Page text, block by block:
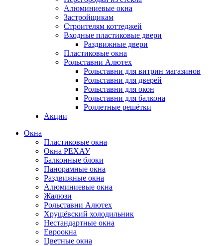
Алюминиевые окна
Застройщикам
Строителям коттеджей
Входные пластиковые двери
Раздвижные двери
Пластиковые окна
Рольставни Алютех
Рольставни для витрин магазинов
Рольставни для дверей
Рольставни для окон
Рольставни для балкона
Роллетные решётки
Акции
Окна
Пластиковые окна
Окна РЕХАУ
Балконные блоки
Панорамные окна
Раздвижные окна
Алюминиевые окна
Жалюзи
Рольставни Алютех
Хрущёвский холодильник
Нестандартные окна
Евроокна
Цветные окна